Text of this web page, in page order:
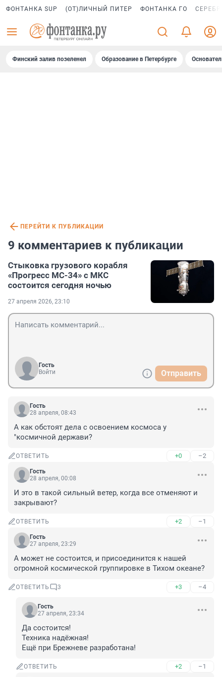
ФОНТАНКА SUP (ОТ)ЛИЧНЫЙ ПИТЕР ФОНТАНКА ГО
Финский залив позеленел Образование в Петербурге
ПЕРЕЙТИ К ПУБЛИКАЦИИ
9 комментариев к публикации
Стыковка грузового корабля
«Прогресс МС-34» с МКС
состоится сегодня ночью
27 апреля 2026, 23:10
Гость
Войти
Отправить
Гость
28 апреля, 08:43
А как обстоят дела с освоением космоса у
"космичной держави?
ОТВЕТИТЬ +0 –2
Гость
28 апреля, 00:08
И это в такой сильный ветер, когда все отменяют и
закрывают?
ОТВЕТИТЬ +2 –1
Гость
27 апреля, 23:29
А может не состоится, и присоединится к нашей
огромной космической группировке в Тихом океане?
ОТВЕТИТЬ 3 +3 –4
Гость
27 апреля, 23:34
Да состоится!
Техника надёжная!
Ещё при Брежневе разработана!
ОТВЕТИТЬ +2 –1